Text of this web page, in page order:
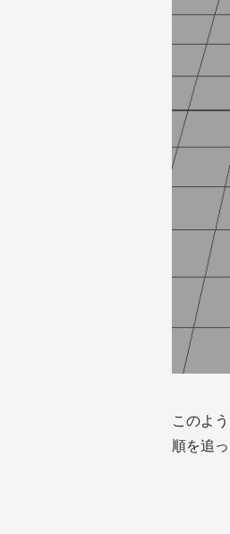
このよ
順を追